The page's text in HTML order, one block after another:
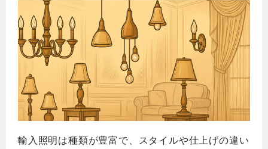
輸入照明は種類が豊富で、スタイルや仕上げの違い